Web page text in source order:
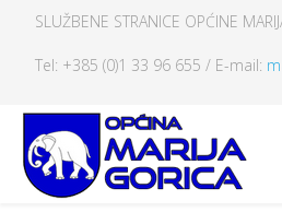
SLUŽBENE STRANICE OPĆINE
Tel: +385 (0)1 33 96 655 / E-mail: